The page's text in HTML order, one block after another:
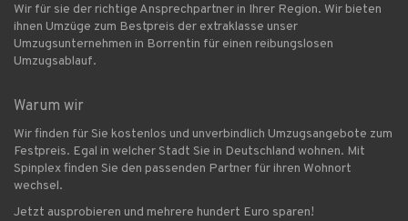
Wir für sie der richtige Ansprechpartner in Ihrer Region. Wir bieten
ihnen Umzüge zum Bestpreis der extraklasse unser
Umzugsunternehmen in Borrentin für einen reibungslosen
Umzugsablauf.
Warum wir
Wir finden für Sie kostenlos und unverbindlich Umzugsangebote zum
Festpreis. Egal in welcher Stadt Sie in Deutschland wohnen. Mit
Spinplex finden Sie den passenden Partner für ihren Wohnort
wechsel.
Jetzt ausprobieren und mehrere hundert Euro sparen!